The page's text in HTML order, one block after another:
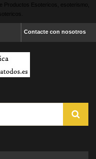
Productos Esotericos, esoterismo,
Contacte con nosotros